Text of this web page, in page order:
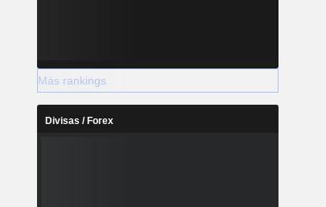
Más rankings
Divisas / Forex